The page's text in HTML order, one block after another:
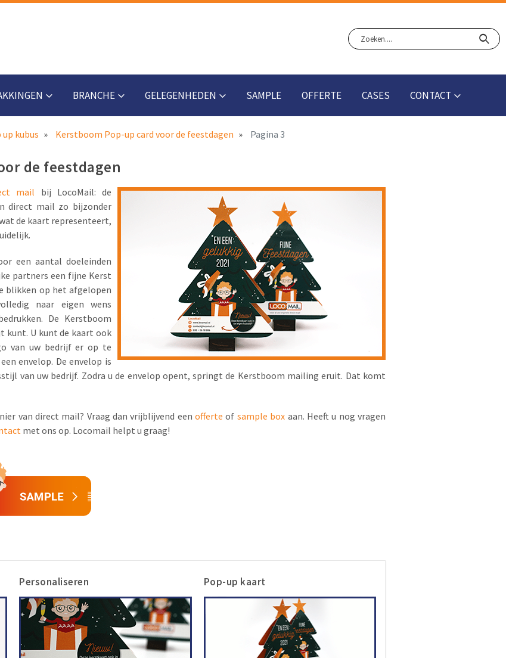
BRANCHE GELEGENHEDEN SAMPLE OFFERTE CASES CONTACT
up kubus Kerstboom Pop-up card voor de feestdagen Pagina 3
de feestdagen
mail bij LocoMail: de
direct mail zo bijzonder
de kaart representeert,
een aantal doeleinden
partners een fijne Kerst
blikken op het afgelopen
naar eigen wens
De Kerstboom
kunt. U kunt de kaart ook
van uw bedrijf er op te
envelop. De envelop is
van uw bedrijf. Zodra u de envelop opent, springt de Kerstboom mailing eruit. Dat komt
van direct mail? Vraag dan vrijblijvend eenofferte of sample box aan. Heeft u nog vragen
met ons op. Locomail helpt u graag!
Personaliseren Pop-up kaart